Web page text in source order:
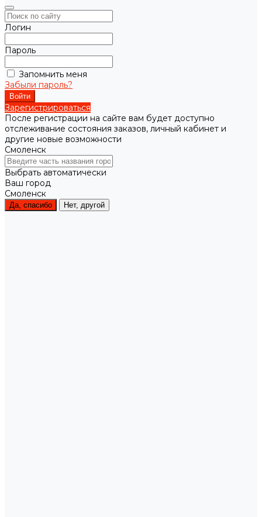
Логин
Пароль
Запомнить меня
Забыли пароль?
Зарегистрироваться
После регистрации на сайте вам будет доступно
отслеживание состояния заказов, личный кабинет и
другие новые возможности
Смоленск
Выбрать автоматически
Ваш город
Смоленск
Да, спасибо Нет, другой